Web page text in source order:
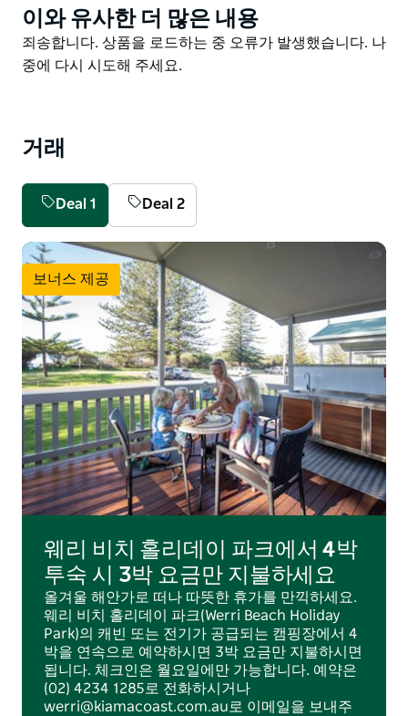
바로 옆에 있으며, Gerringong Bowling Club이 바로 옆
에 있어 활동적인 레저 애호가나 단순히 긴장을 풀고 싶은
사람들에게 이상적인 공원입니다.
나 공급되지 않는 장소가 있습니다.
를 환영합니다. 반려견 친화적인 숙소 예약은 친절한 직원
도기 파라다이스 - 웨리 비치(Werri Beach)와 게링공 헤
드랜드(Gerringong Headlands)에는 반려견이 놀고 운
동할 수 있는 목줄이 없는 구역이 있습니다.
온 가족과 함께 휴가를 보내는 것은 공원 산책입니다.
Product
List
이와 유사한 더 많은 내용
Product
List
죄송합니다. 상품을 로드하는 중 오류가 발생했습니다. 나
중에 다시 시도해 주세요.
거래
Deal 1 Deal 2
보너스 제공
웨리 비치 홀리데이 파크에서 4박
투숙 시 3박 요금만 지불하세요
올겨울 해안가로 떠나 따뜻한 휴가를 만끽하세요.
웨리 비치 홀리데이 파크(Werri Beach Holiday
Park)의 캐빈 또는 전기가 공급되는 캠핑장에서 4
박을 연속으로 예약하시면 3박 요금만 지불하시면
됩니다. 체크인은 월요일에만 가능합니다. 예약은
(02) 4234 1285로 전화하시거나
werri@kiamacoast.com.au로 이메일을 보내주